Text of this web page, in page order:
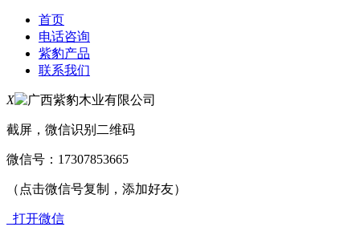
首页
电话咨询
紫豹产品
联系我们
X
截屏，微信识别二维码
微信号： 17307853665
（点击微信号复制，添加好友）
打开微信